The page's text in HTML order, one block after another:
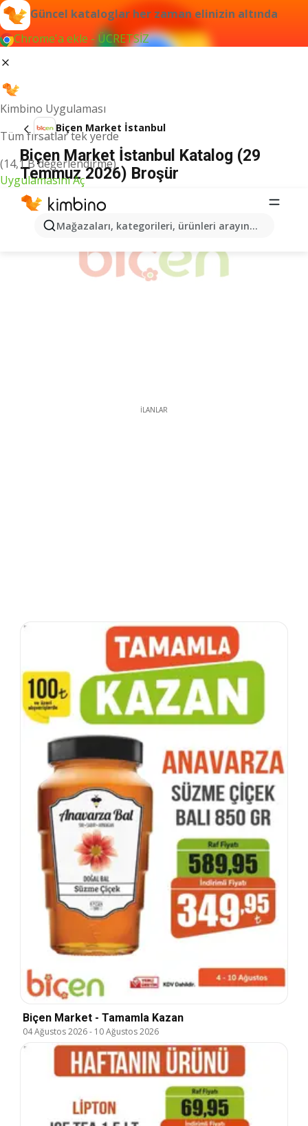
Güncel kataloglar her zaman elinizin altında
Chrome'a ekle - ÜCRETSİZ
Kimbino Uygulaması
Tüm fırsatlar tek yerde
(14,1 B değerlendirme)
Uygulamasını Aç
Mağazaları, kategorileri, ürünleri arayın...
Biçen Market İstanbul
Biçen Market İstanbul Katalog (29
Temmuz 2026) Broşür
İLANLAR
Biçen Market - Tamamla Kazan
04 Ağustos 2026- 10 Ağustos 2026